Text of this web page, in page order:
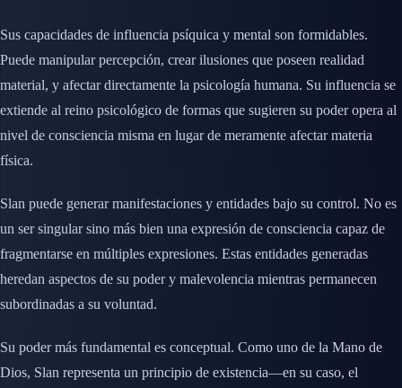
Sus capacidades de influencia psíquica y mental son formidables.
Puede manipular percepción, crear ilusiones que poseen realidad
material, y afectar directamente la psicología humana. Su influencia se
extiende al reino psicológico de formas que sugieren su poder opera al
nivel de consciencia misma en lugar de meramente afectar materia
física.
Slan puede generar manifestaciones y entidades bajo su control. No es
un ser singular sino más bien una expresión de consciencia capaz de
fragmentarse en múltiples expresiones. Estas entidades generadas
heredan aspectos de su poder y malevolencia mientras permanecen
subordinadas a su voluntad.
Su poder más fundamental es conceptual. Como uno de la Mano de
Dios, Slan representa un principio de existencia—en su caso, el